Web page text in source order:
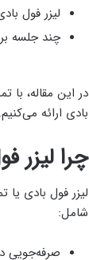
لیزر فول
چند جلسه
در این مقاله،
بادی ارائه می‌کنیم.
چرا لیزر
لیزر فول بادی
شامل:
صرفه‌جویی